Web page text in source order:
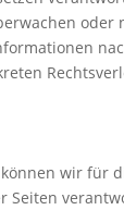
oder
wir für